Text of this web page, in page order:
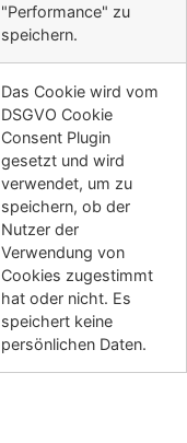
"Performance" zu
speichern.
Das Cookie wird vom
DSGVO Cookie
Consent Plugin
gesetzt und wird
verwendet, um zu
speichern, ob der
Nutzer der
Verwendung von
Cookies zugestimmt
hat oder nicht. Es
speichert keine
persönlichen Daten.